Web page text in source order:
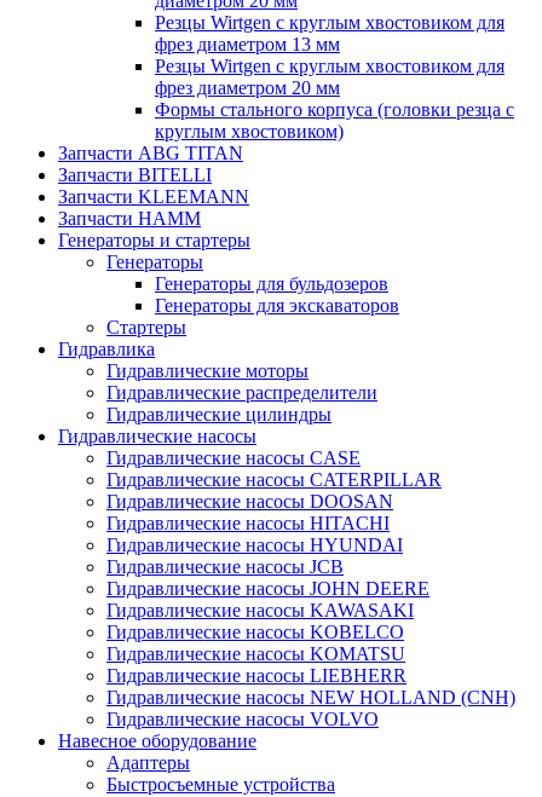
Резцы Wirtgen с круглым хвостовиком для
фрез диаметром 13 мм
Резцы Wirtgen с круглым хвостовиком для
фрез диаметром 20 мм
Формы стального корпуса (головки резца с
круглым хвостовиком)
Запчасти ABG TITAN
Запчасти BITELLI
Запчасти KLEEMANN
Запчасти HAMM
Генераторы и стартеры
Генераторы
Генераторы для бульдозеров
Генераторы для экскаваторов
Стартеры
Гидравлика
Гидравлические моторы
Гидравлические распределители
Гидравлические цилиндры
Гидравлические насосы
Гидравлические насосы CASE
Гидравлические насосы CATERPILLAR
Гидравлические насосы DOOSAN
Гидравлические насосы HITACHI
Гидравлические насосы HYUNDAI
Гидравлические насосы JCB
Гидравлические насосы JOHN DEERE
Гидравлические насосы KAWASAKI
Гидравлические насосы KOBELCO
Гидравлические насосы KOMATSU
Гидравлические насосы LIEBHERR
Гидравлические насосы NEW HOLLAND (CNH)
Гидравлические насосы VOLVO
Навесное оборудование
Адаптеры
Быстросъемные устройства